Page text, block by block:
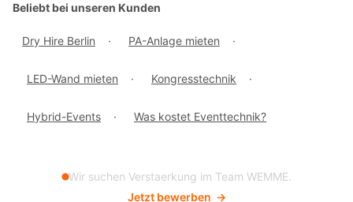
Beliebt bei unseren Kunden
Dry Hire Berlin · PA-Anlage mieten ·
LED-Wand mieten · Kongresstechnik ·
Hybrid-Events · Was kostet Eventtechnik?
Wir suchen Verstaerkung im Team WEMME.
Jetzt bewerben →